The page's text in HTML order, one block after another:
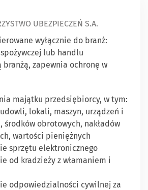
UBEZPIECZEŃ S.A.
wyłącznie do branż:
lub handlu
branżą, zapewnia ochronę w
majątku przedsiębiorcy, w tym:
lokali, maszyn, urządzeń i
środków obrotowych, nakładów
wartości pieniężnych
sprzętu elektronicznego
od kradzieży z włamaniem i
odpowiedzialności cywilnej za